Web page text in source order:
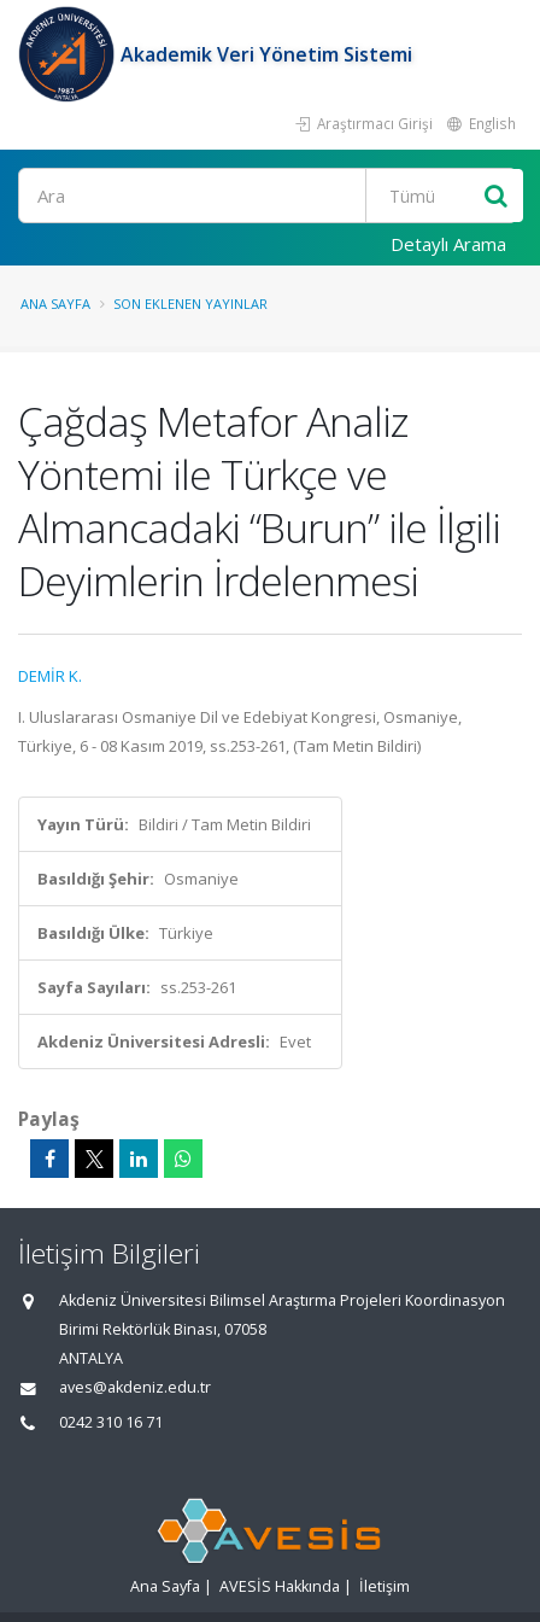
Akademik Veri Yönetim Sistemi
Araştırmacı Girişi English
Ara
Detaylı Arama
ANA SAYFA SON EKLENEN YAYINLAR
Çağdaş Metafor Analiz
Yöntemi ile Türkçe ve
Almancadaki “Burun” ile İlgili
Deyimlerin İrdelenmesi
DEMİR K.
I. Uluslararası Osmaniye Dil ve Edebiyat Kongresi, Osmaniye,
Türkiye, 6 - 08 Kasım 2019, ss.253-261, (Tam Metin Bildiri)
Yayın Türü: Bildiri / Tam Metin Bildiri
Basıldığı Şehir: Osmaniye
Basıldığı Ülke: Türkiye
Sayfa Sayıları: ss.253-261
Akdeniz Üniversitesi Adresli: Evet
Paylaş
İletişim Bilgileri
Akdeniz Üniversitesi Bilimsel Araştırma Projeleri Koordinasyon
Birimi Rektörlük Binası, 07058
ANTALYA
aves@akdeniz.edu.tr
0242 310 16 71
Ana Sayfa | AVESİS Hakkında | İletişim